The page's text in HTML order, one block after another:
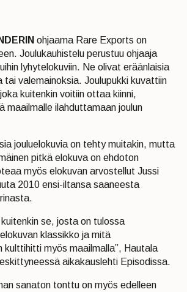
ohjaama Rare Exports on
Joulukauhistelu perustuu ohjaaja
lyhytelokuviin. Ne olivat eräänlaisia
tai valemainoksia. Joulupukki kuvattiin
kuitenkin voitiin ottaa kiinni,
maailmalle ilahduttamaan joulun
jouluelokuvia on tehty muitakin, mutta
pitkä elokuva on ehdoton
myös elokuvan arvostellut Jussi
2010 ensi-iltansa saaneesta
se, josta on tulossa
klassikko ja mitä
kulttihitti myös maailmalla”, Hautala
aikakauslehti Episodissa.
sanaton tonttu on myös edelleen